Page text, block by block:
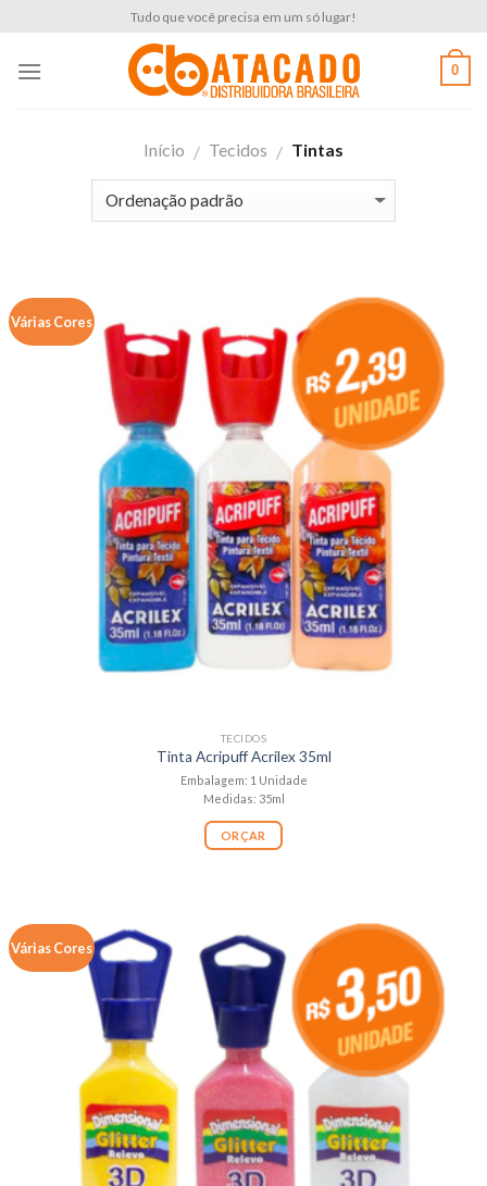
content
Tudo que você precisa em um só lugar!
0
Início / Tecidos / Tintas
Várias Cores
TECIDOS
Tinta Acripuff Acrilex 35ml
Embalagem: 1 Unidade
Medidas: 35ml
ORÇAR
Várias Cores